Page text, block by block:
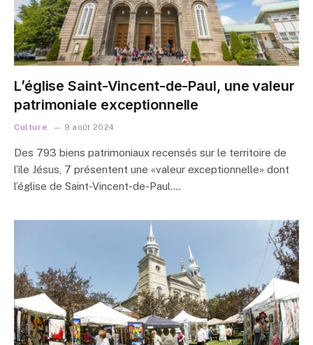
L’église Saint-Vincent-de-Paul, une valeur
patrimoniale exceptionnelle
Culture 9 août 2024
Des 793 biens patrimoniaux recensés sur le territoire de
l’île Jésus, 7 présentent une «valeur exceptionnelle» dont
l’église de Saint-Vincent-de-Paul.…